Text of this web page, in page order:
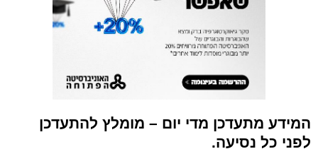
המידע מתעדכן מדי יום – מומלץ להתעדכן
לפני כל נסיעה.